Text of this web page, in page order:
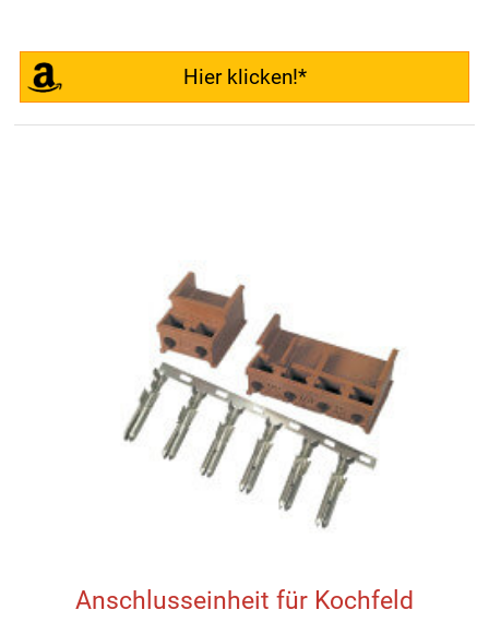
Hier klicken!*
Anschlusseinheit für Kochfeld